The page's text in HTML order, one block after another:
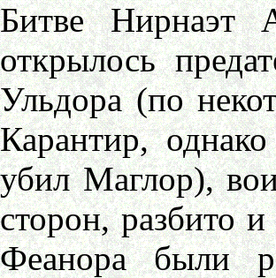
Битве Нирнаэт
открылось
Ульдора (по
Карантир,
убил Маглор),
сторон, разбито
Феанора были